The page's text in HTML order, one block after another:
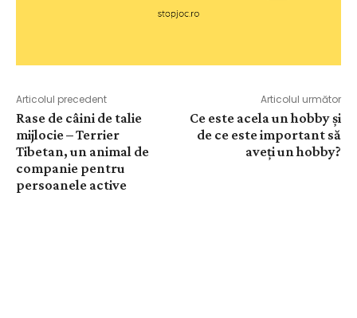
Articolul precedent
Rase de câini de talie
mijlocie – Terrier
Tibetan, un animal de
companie pentru
persoanele active
Articolul următor
Ce este acela un hobby și
de ce este important să
aveți un hobby?